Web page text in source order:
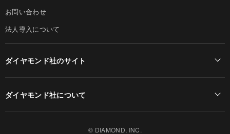
お問い合わせ
法人導入について
ダイヤモンド社のサイト
ダイヤモンド社について
© DIAMOND, INC.